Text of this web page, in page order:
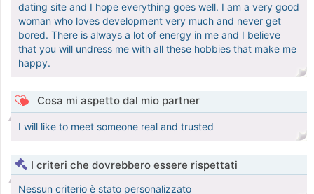
dating site and I hope everything goes well. I am a very good
woman who loves development very much and never get
bored. There is always a lot of energy in me and I believe
that you will undress me with all these hobbies that make me
happy.
Cosa mi aspetto dal mio partner
I will like to meet someone real and trusted
I criteri che dovrebbero essere rispettati
Nessun criterio è stato personalizzato